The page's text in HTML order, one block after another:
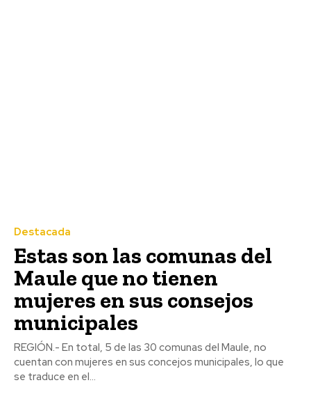
Destacada
Estas son las comunas del
Maule que no tienen
mujeres en sus consejos
municipales
REGIÓN.- En total, 5 de las 30 comunas del Maule, no
cuentan con mujeres en sus concejos municipales, lo que
se traduce en el...